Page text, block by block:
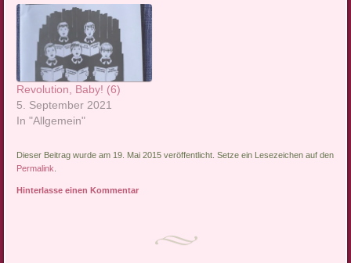
Revolution, Baby! (6)
5. September 2021
In "Allgemein"
Dieser Beitrag wurde am 19. Mai 2015 veröffentlicht. Setze ein Lesezeichen auf den
Permalink
Hinterlasse einen Kommentar